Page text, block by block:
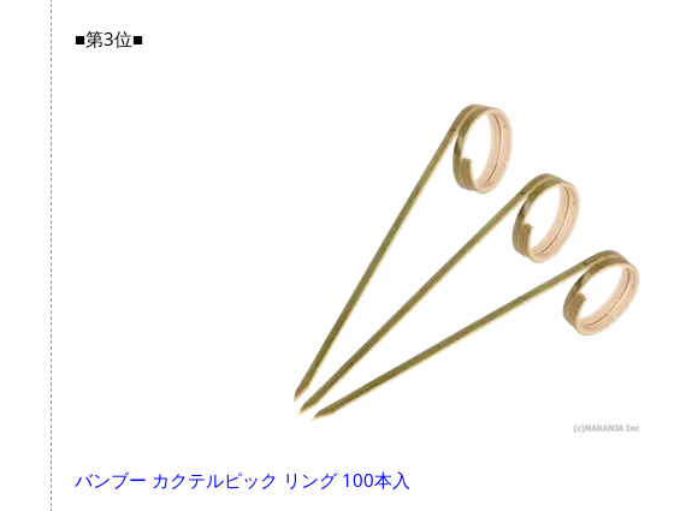
■第3位■
バンブー カクテルピック リング 100本入